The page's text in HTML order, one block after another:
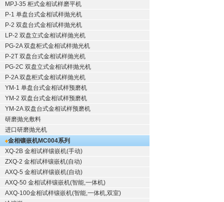
MPJ-35 柜式金相试样磨平机
P-1 单盘台式金相试样抛光机
P-2 双盘台式金相试样抛光机
LP-2 双盘立式金相试样抛光机
PG-2A 双盘柜式金相试样抛光机
P-2T 双盘台式金相试样抛光机
PG-2C 双盘立式金相试样抛光机
P-2A 双盘柜式金相试样抛光机
YM-1 单盘台式金相试样预磨机
YM-2 双盘台式金相试样预磨机
YM-2A 双盘台式金相试样预磨机
研磨抛光敷料
进口研磨抛光机
金相镶嵌机MC004系列
XQ-2B 金相试样镶嵌机(手动)
ZXQ-2 金相试样镶嵌机(自动)
AXQ-5 金相试样镶嵌机(自动)
AXQ-50 金相试样镶嵌机(智能,一体机)
AXQ-100金相试样镶嵌机(智能,一体机,双室)